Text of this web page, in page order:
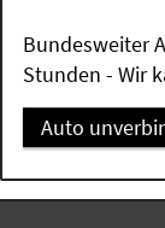
Bundesweiter
Stunden - Wir
Auto